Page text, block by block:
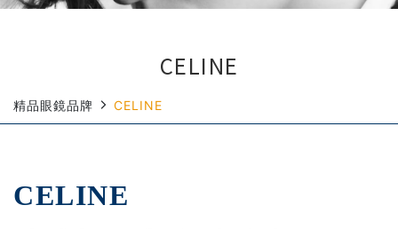
CELINE
精品眼鏡品牌 CELINE
CELINE